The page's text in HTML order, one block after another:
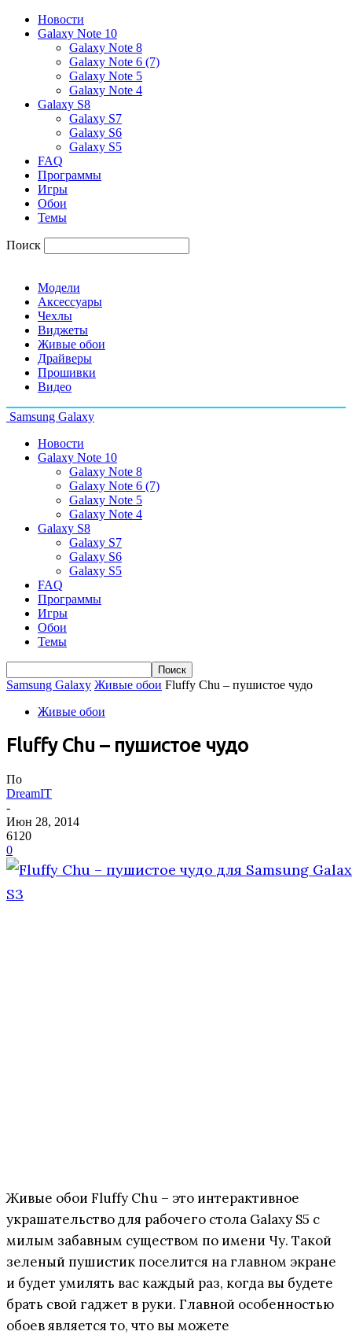
Новости
Galaxy Note 10
Galaxy Note 8
Galaxy Note 6 (7)
Galaxy Note 5
Galaxy Note 4
Galaxy S8
Galaxy S7
Galaxy S6
Galaxy S5
FAQ
Программы
Игры
Обои
Темы
Поиск
Модели
Аксессуары
Чехлы
Виджеты
Живые обои
Драйверы
Прошивки
Видео
Samsung Galaxy
Новости
Galaxy Note 10
Galaxy Note 8
Galaxy Note 6 (7)
Galaxy Note 5
Galaxy Note 4
Galaxy S8
Galaxy S7
Galaxy S6
Galaxy S5
FAQ
Программы
Игры
Обои
Темы
Samsung Galaxy Живые обои Fluffy Chu – пушистое чудо
Живые обои
Fluffy Chu – пушистое чудо
По
DreamIT
-
Июн 28, 2014
6120
0
Живые обои Fluffy Chu – это интерактивное
украшательство для рабочего стола Galaxy S5 с
милым забавным существом по имени Чу. Такой
зеленый пушистик поселится на главном экране
и будет умилять вас каждый раз, когда вы будете
брать свой гаджет в руки. Главной особенностью
обоев является то, что вы можете